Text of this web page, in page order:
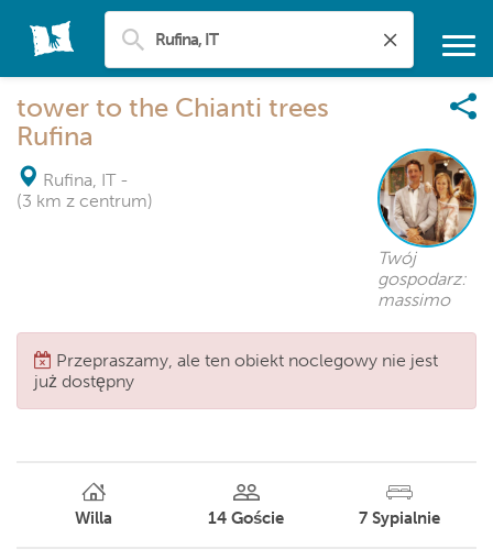
tower to the Chianti trees
Rufina
Rufina, IT -
(3 km z centrum)
Twój
gospodarz:
massimo
Przepraszamy, ale ten obiekt noclegowy nie jest
już dostępny
Willa 14 Goście 7 Sypialnie